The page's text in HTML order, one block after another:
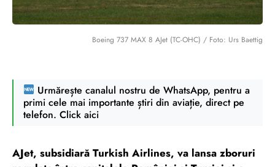
Boeing 737 MAX 8 AJet (TC-OHC) / Foto: Urs Baettig
Urmărește canalul nostru de WhatsApp, pentru a
primi cele mai importante știri din aviație, direct pe
telefon. Click aici
AJet, subsidiară Turkish Airlines, va lansa zboruri